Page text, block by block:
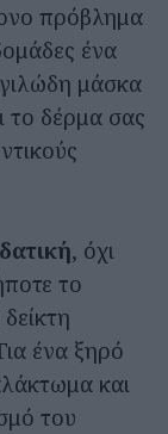
πρόβλημα
ένα
μάσκα
το δέρμα σας
, όχι
το
ένα ξηρό
και
του